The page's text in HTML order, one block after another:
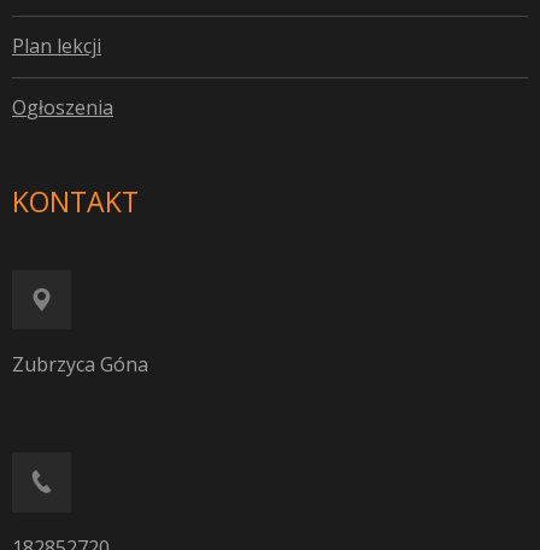
Plan lekcji
Ogłoszenia
KONTAKT
Zubrzyca Góna